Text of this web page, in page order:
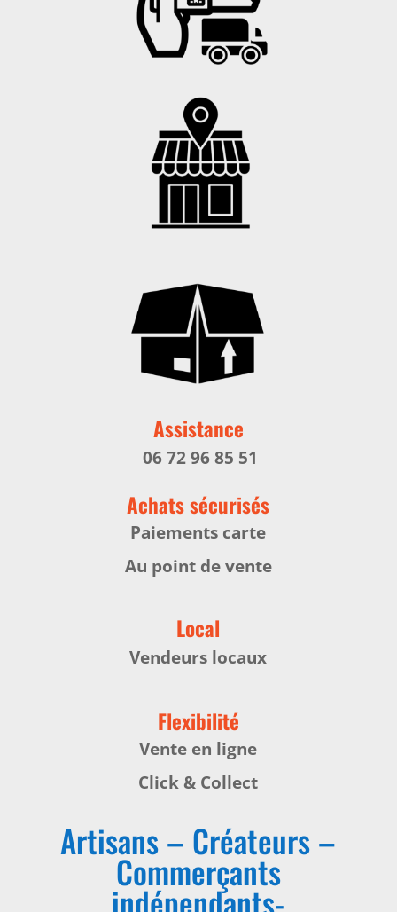
Assistance
06 72 96 85 51
Achats sécurisés
Paiements carte
Au point de vente
Local
Vendeurs locaux
Flexibilité
Vente en ligne
Click & Collect
Artisans – Créateurs –
Commerçants
indépendants-